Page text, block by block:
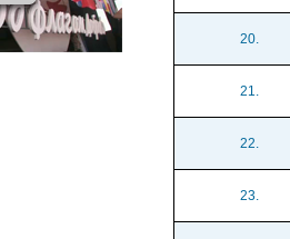
20.
21.
22.
23.